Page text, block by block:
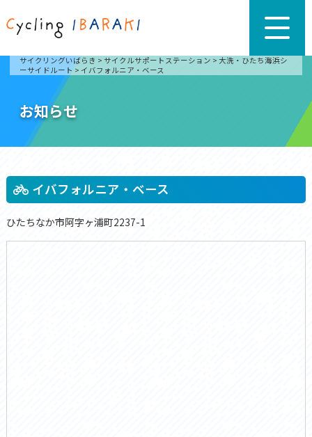
サイクリングいばらき > サイクルサポートステーション > 大洗・ひたち海浜シ
ーサイドルート> イバフォルニア・ベース
お知らせ
イバフォルニア・ベース
ひたちなか市阿字ヶ浦町2237-1